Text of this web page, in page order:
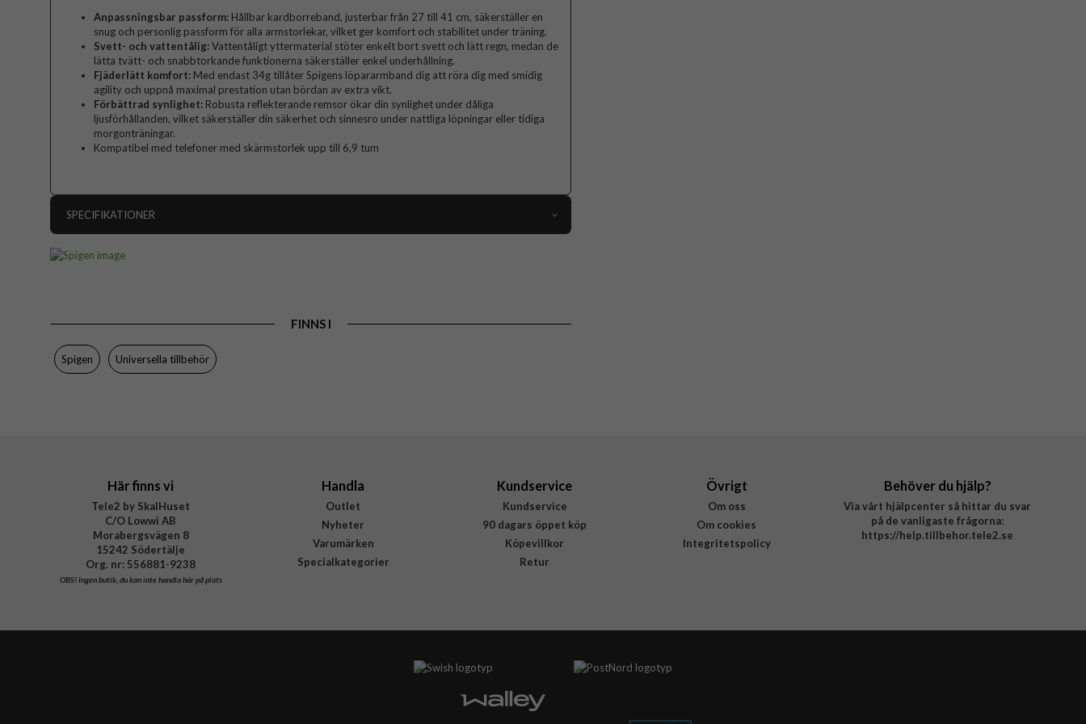
Anpassningsbar passform: Hållbar kardborreband, justerbar från 27 till 41 cm, säkerställer en
snug och personlig passform för alla armstorlekar, vilket ger komfort och stabilitet under träning.
Svett- och vattentålig:Vattentåligt yttermaterial stöter enkelt bort svett och lätt regn, medan de
lätta tvätt- och snabbtorkande funktionerna säkerställer enkel underhållning.
Fjäderlätt komfort: Med endast 34g tillåter Spigens löpararmband dig att röra dig med smidig
agility och uppnå maximal prestation utan bördan av extra vikt.
Förbättrad synlighet: Robusta reflekterande remsor ökar din synlighet under dåliga
ljusförhållanden, vilket säkerställer din säkerhet och sinnesro under nattliga löpningar eller tidiga
morgonträningar.
Kompatibel med telefoner med skärmstorlek upp till 6,9 tum
SPECIFIKATIONER
Varumärke
Spigen
Tillverkarens art nr
EAN
FINNS I
Spigen Universella tillbehör
Här finns vi
Tele2 by SkalHuset
C/O Lowwi AB
Morabergsvägen 8
15242 Södertälje
Org. nr: 556881-9238
OBS!Ingen butik, du kan inte handla här på plats
Handla
Outlet
Nyheter
Varumärken
Specialkategorier
Kundservice
Kundservice
90 dagars öppet köp
Köpevillkor
Retur
Övrigt
Om oss
Om cookies
Integritetspolicy
Behöver du hjälp?
Via vårt hjälpcenter så hittar du svar
på de vanligaste frågorna:
https://help.tillbehor.tele2.se